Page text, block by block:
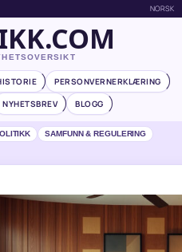
NORSK
PERSONVERNERKLÆRING
NYHETSBREV BLOGG
SAMFUNN & REGULERING